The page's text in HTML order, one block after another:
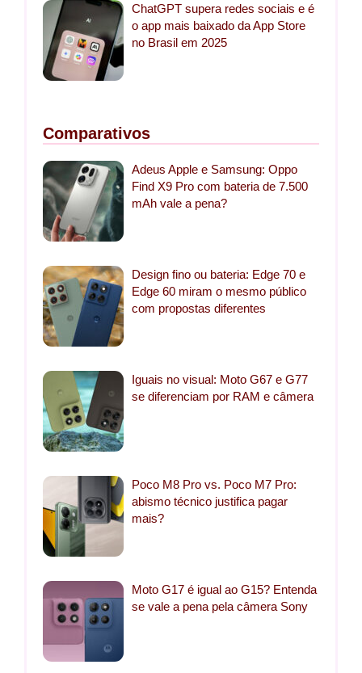
ChatGPT supera redes sociais e é
o app mais baixado da App Store
no Brasil em 2025
Comparativos
Adeus Apple e Samsung: Oppo
Find X9 Pro com bateria de 7.500
mAh vale a pena?
Design fino ou bateria: Edge 70 e
Edge 60 miram o mesmo público
com propostas diferentes
Iguais no visual: Moto G67 e G77
se diferenciam por RAM e câmera
Poco M8 Pro vs. Poco M7 Pro:
abismo técnico justifica pagar
mais?
Moto G17 é igual ao G15? Entenda
se vale a pena pela câmera Sony